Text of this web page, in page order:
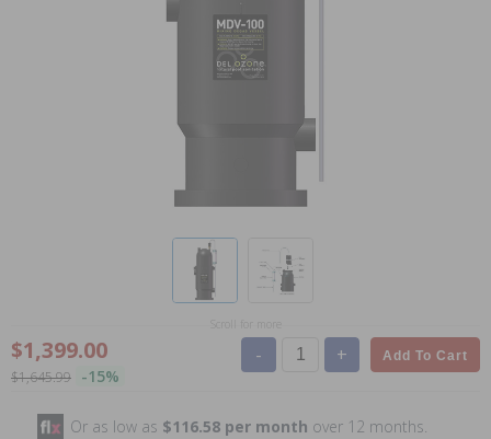
$1,399.00
$1,645.99 -15%
- + Add To Cart
Or as low as $116.58 per month over 12 months.